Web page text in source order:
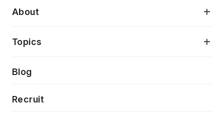
AI駆動開発支援
モダナイゼーション
特徴量エンジニアリングと生成AI
デザインシステム構築支援
フロントエンド開発
About
当社が目指しているもの
Topics
Press release
News
Blog
Recruit